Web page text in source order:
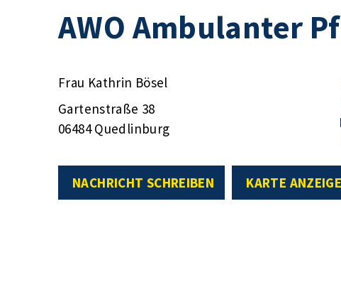
AWO Ambulanter
Frau Kathrin Bösel
Gartenstraße 38
06484 Quedlinburg
NACHRICHT SCHREIBEN KARTE